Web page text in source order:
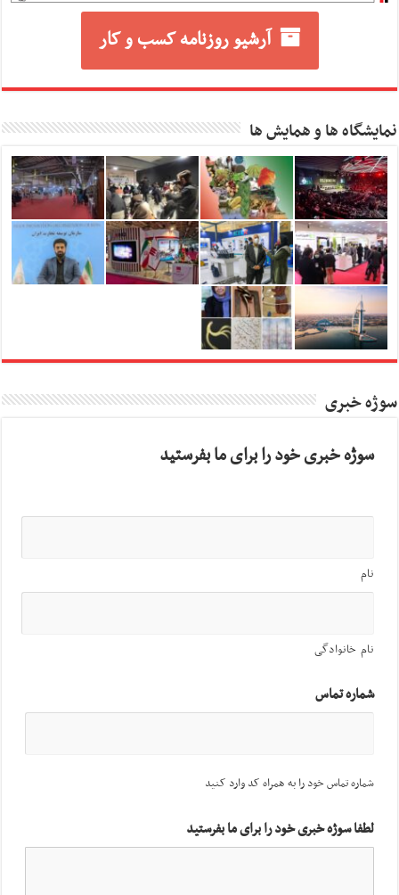
آرشیو روزنامه کسب و کار
نمایشگاه ها و همایش ها
سوژه خبری
سوژه خبری خود را برای ما بفرستید
نام
نام خانوادگی
شماره تماس
شماره تماس خود را به همراه کد وارد کنید
لطفا سوژه خبری خود را برای ما بفرستید